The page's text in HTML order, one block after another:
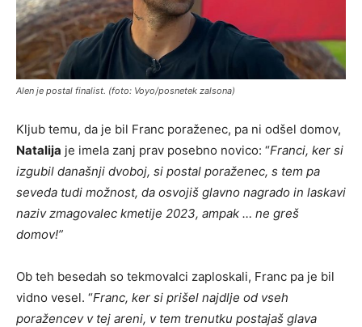
Alen je postal finalist. (foto: Voyo/posnetek zalsona)
Kljub temu, da je bil Franc poraženec, pa ni odšel domov,
Natalija je imela zanj prav posebno novico: “Franci, ker si
izgubil današnji dvoboj, si postal poraženec, s tem pa
seveda tudi možnost, da osvojiš glavno nagrado in laskavi
naziv zmagovalec kmetije 2023, ampak … ne greš
domov!”
Ob teh besedah so tekmovalci zaploskali, Franc pa je bil
vidno vesel. “Franc, ker si prišel najdlje od vseh
poražencev v tej areni, v tem trenutku postajaš glava